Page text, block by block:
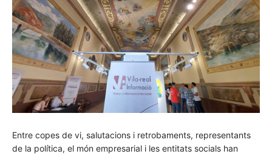
Entre copes de vi, salutacions i retrobaments, representants
de la política, el món empresarial i les entitats socials han